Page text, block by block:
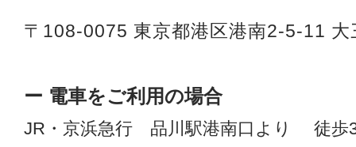
〒108-0075 東京都港区港南2-5-11
ー 電車をご利用の場合
JR・京浜急行 品川駅港南口より 徒歩